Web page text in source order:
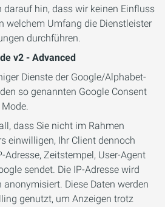
darauf hin, dass wir keinen Einfluss
welchem Umfang die Dienstleister
durchführen.
v2 - Advanced
Dienste der Google/Alphabet-
so genannten Google Consent
dass Sie nicht im Rahmen
einwilligen, Ihr Client dennoch
Zeitstempel, User-Agent
sendet. Die IP-Adresse wird
anonymisiert. Diese Daten werden
genutzt, um Anzeigen trotz